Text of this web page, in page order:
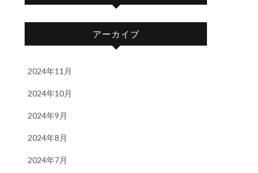
アーカイブ
2024年11月
2024年10月
2024年9月
2024年8月
2024年7月